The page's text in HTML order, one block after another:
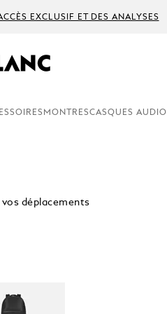
EXCLUSIF ET DES ANALYSES
MONTRESCASQUES AUDIO
vos déplacements